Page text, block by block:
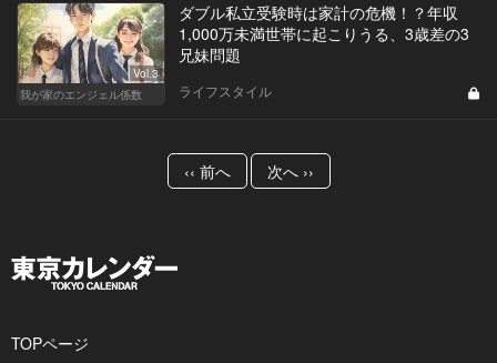
Vol.3
我が家のエンジェル係数
ダブル私立受験時は家計の危機！？年収
1,000万未満世帯に起こりうる、3歳差の3
兄妹問題
ライフスタイル
‹‹ 前へ 次へ ››
TOPページ